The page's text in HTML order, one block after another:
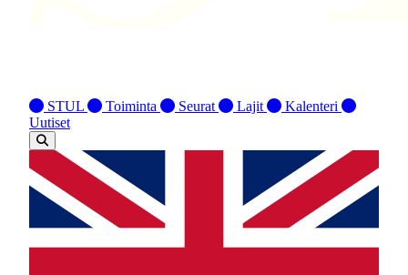
STUL Toiminta Seurat Lajit
Kalenteri
Uutiset